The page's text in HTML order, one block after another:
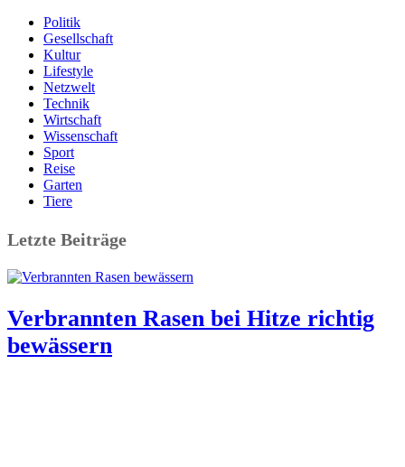
Politik
Gesellschaft
Kultur
Lifestyle
Netzwelt
Technik
Wirtschaft
Wissenschaft
Sport
Reise
Garten
Tiere
Letzte Beiträge
Verbrannten Rasen bei Hitze richtig
bewässern